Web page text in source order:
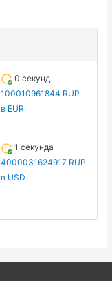
0 секунд
100010961844 RUP
в EUR
1 секунда
4000031624917 RUP
в USD